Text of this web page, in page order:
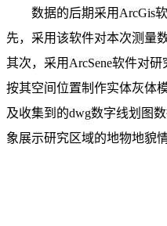
数据的后期采用ArcGis
先，采用该软件对本次测量
其次，采用ArcSene软件对
按其空间位置制作实体灰体
及收集到的dwg数字线划图
象展示研究区域的地物地貌